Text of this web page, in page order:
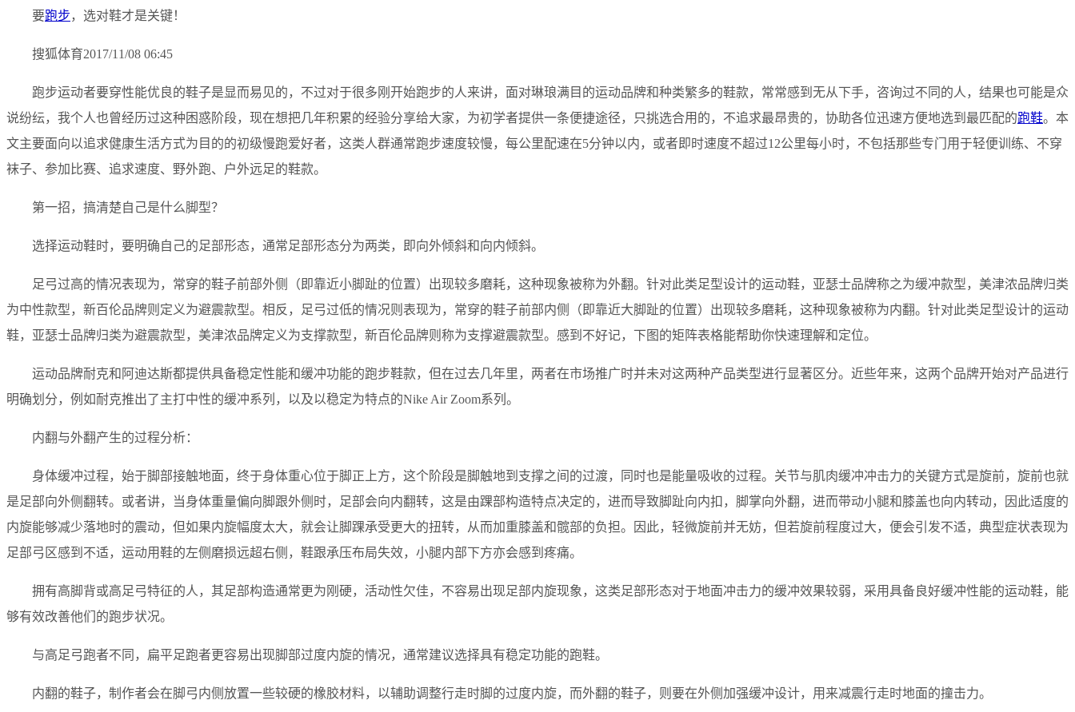
要跑步，选对鞋才是关键！
搜狐体育2017/11/08 06:45
跑步运动者要穿性能优良的鞋子是显而易见的，不过对于很多刚开始跑步的人来讲，面对琳琅满目的运动品牌和种类繁多的鞋款，常常感到无从下手，咨询过不同的人，结果也可能是众
说纷纭，我个人也曾经历过这种困惑阶段，现在想把几年积累的经验分享给大家，为初学者提供一条便捷途径，只挑选合用的，不追求最昂贵的，协助各位迅速方便地选到最匹配的跑鞋。本
文主要面向以追求健康生活方式为目的的初级慢跑爱好者，这类人群通常跑步速度较慢，每公里配速在5分钟以内，或者即时速度不超过12公里每小时，不包括那些专门用于轻便训练、不穿
袜子、参加比赛、追求速度、野外跑、户外远足的鞋款。
第一招，搞清楚自己是什么脚型？
选择运动鞋时，要明确自己的足部形态，通常足部形态分为两类，即向外倾斜和向内倾斜。
足弓过高的情况表现为，常穿的鞋子前部外侧（即靠近小脚趾的位置）出现较多磨耗，这种现象被称为外翻。针对此类足型设计的运动鞋，亚瑟士品牌称之为缓冲款型，美津浓品牌归类
为中性款型，新百伦品牌则定义为避震款型。相反，足弓过低的情况则表现为，常穿的鞋子前部内侧（即靠近大脚趾的位置）出现较多磨耗，这种现象被称为内翻。针对此类足型设计的运动
鞋，亚瑟士品牌归类为避震款型，美津浓品牌定义为支撑款型，新百伦品牌则称为支撑避震款型。感到不好记，下图的矩阵表格能帮助你快速理解和定位。
运动品牌耐克和阿迪达斯都提供具备稳定性能和缓冲功能的跑步鞋款，但在过去几年里，两者在市场推广时并未对这两种产品类型进行显著区分。近些年来，这两个品牌开始对产品进行
明确划分，例如耐克推出了主打中性的缓冲系列，以及以稳定为特点的Nike Air Zoom系列。
内翻与外翻产生的过程分析：
身体缓冲过程，始于脚部接触地面，终于身体重心位于脚正上方，这个阶段是脚触地到支撑之间的过渡，同时也是能量吸收的过程。关节与肌肉缓冲冲击力的关键方式是旋前，旋前也就
是足部向外侧翻转。或者讲，当身体重量偏向脚跟外侧时，足部会向内翻转，这是由踝部构造特点决定的，进而导致脚趾向内扣，脚掌向外翻，进而带动小腿和膝盖也向内转动，因此适度的
内旋能够减少落地时的震动，但如果内旋幅度太大，就会让脚踝承受更大的扭转，从而加重膝盖和髋部的负担。因此，轻微旋前并无妨，但若旋前程度过大，便会引发不适，典型症状表现为
足部弓区感到不适，运动用鞋的左侧磨损远超右侧，鞋跟承压布局失效，小腿内部下方亦会感到疼痛。
拥有高脚背或高足弓特征的人，其足部构造通常更为刚硬，活动性欠佳，不容易出现足部内旋现象，这类足部形态对于地面冲击力的缓冲效果较弱，采用具备良好缓冲性能的运动鞋，能
够有效改善他们的跑步状况。
与高足弓跑者不同，扁平足跑者更容易出现脚部过度内旋的情况，通常建议选择具有稳定功能的跑鞋。
内翻的鞋子，制作者会在脚弓内侧放置一些较硬的橡胶材料，以辅助调整行走时脚的过度内旋，而外翻的鞋子，则要在外侧加强缓冲设计，用来减震行走时地面的撞击力。